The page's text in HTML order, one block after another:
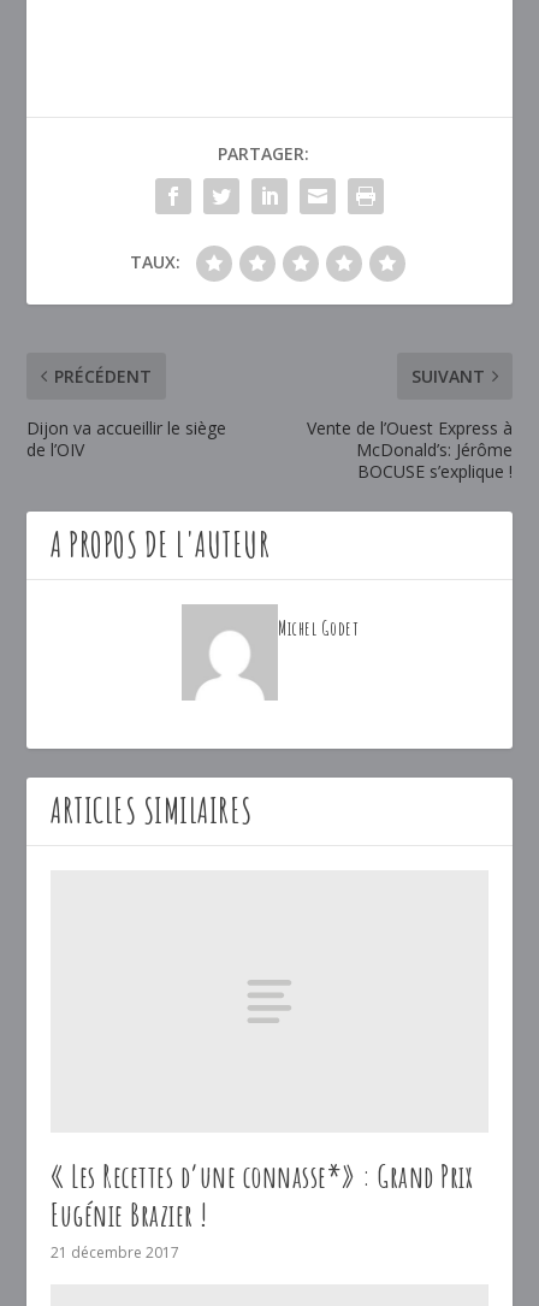
PARTAGER:
TAUX:
PRÉCÉDENT
Dijon va accueillir le siège
de l’OIV
SUIVANT
Vente de l’Ouest Express à
McDonald’s: Jérôme
BOCUSE s’explique !
A PROPOS DE L'AUTEUR
Michel Godet
ARTICLES SIMILAIRES
« Les Recettes d’une connasse*» : Grand Prix
Eugénie Brazier !
21 décembre 2017